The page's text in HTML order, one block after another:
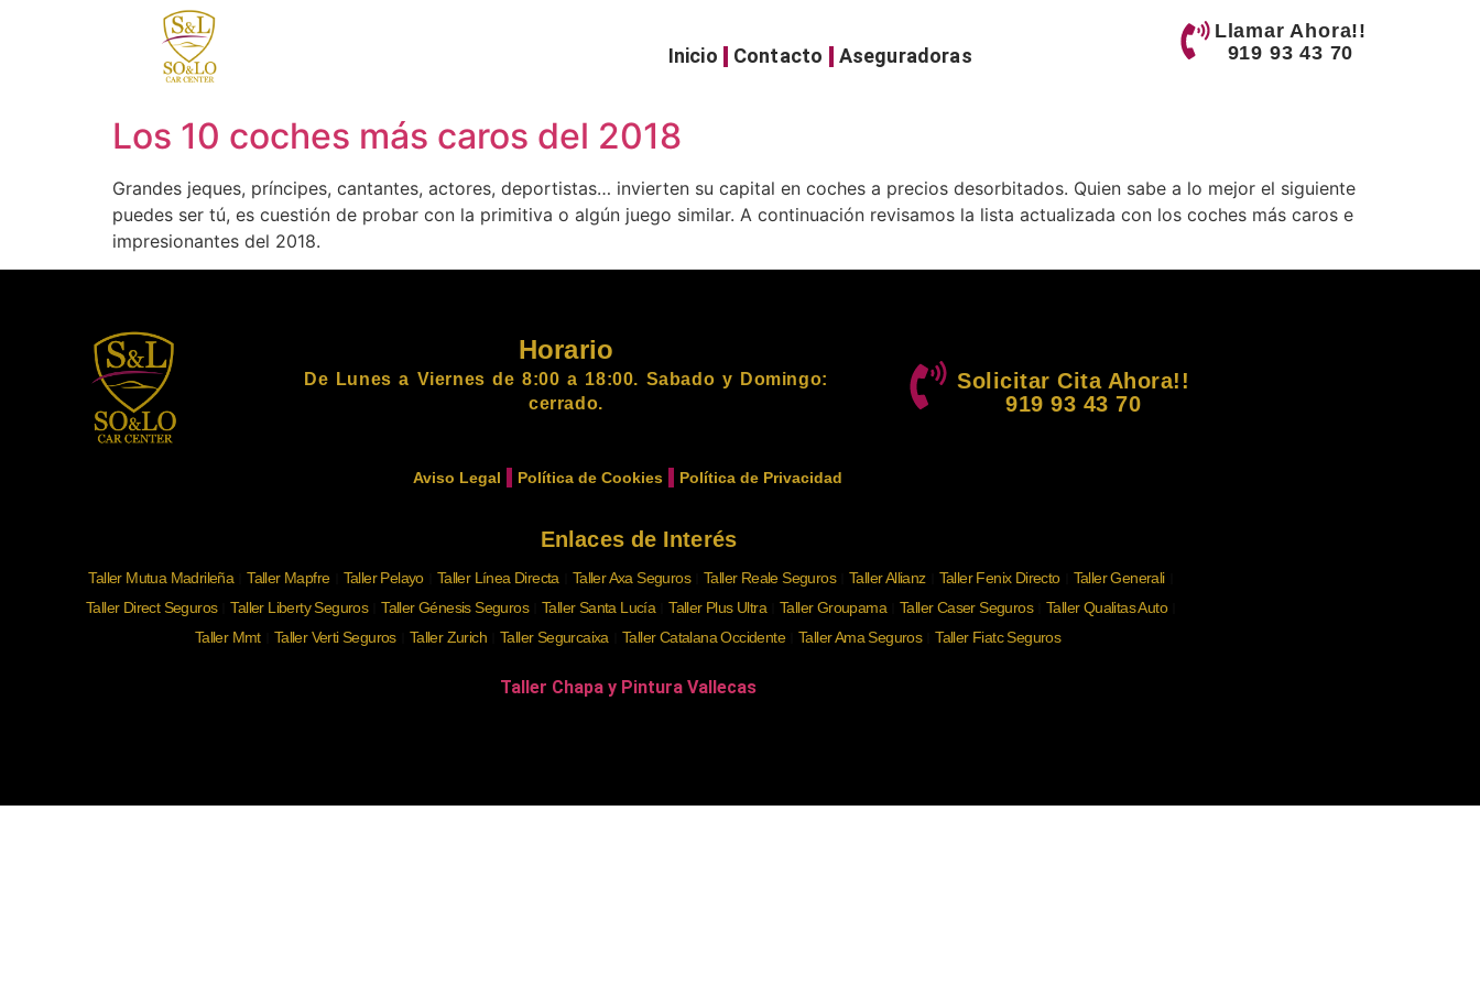
Inicio Contacto Aseguradoras
Llamar Ahora!!
919 93 43 70
Los 10 coches más caros del 2018
Grandes jeques, príncipes, cantantes, actores, deportistas… invierten su capital en coches a precios desorbitados. Quien sabe a lo mejor el siguiente
puedes ser tú, es cuestión de probar con la primitiva o algún juego similar. A continuación revisamos la lista actualizada con los coches más caros e
impresionantes del 2018.
Horario
De Lunes a Viernes de 8:00 a 18:00. Sabado y Domingo:
cerrado.
Solicitar Cita Ahora!!
919 93 43 70
Aviso Legal Política de Cookies Política de Privacidad
Enlaces de Interés
Taller Mutua Madrileña Taller Mapfre Taller Pelayo Taller Línea Directa Taller Axa Seguros Taller Reale Seguros Taller Allianz Taller Fenix Directo
Taller Generali
Taller Direct Seguros
Taller Liberty Seguros Taller Génesis Seguros Taller Santa Lucía Taller Plus Ultra Taller Groupama Taller Caser Seguros
Taller Qualitas Auto
Taller Mmt
Taller Verti Seguros Taller Zurich Taller Segurcaixa Taller Catalana Occidente Taller Ama Seguros Taller Fiatc Seguros
Taller Chapa y Pintura Vallecas